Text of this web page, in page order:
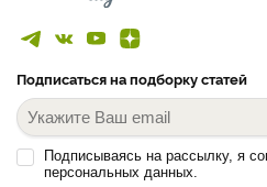
Подписаться на подборку статей
Подписываясь на рассылку, я
персональных данных.